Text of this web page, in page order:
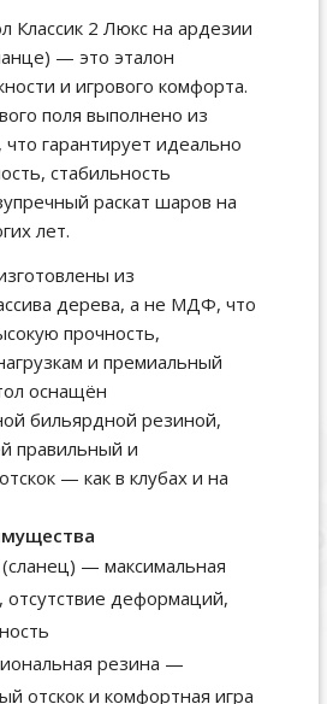
Классик 2 Люкс на ардезии
— это эталон
и игрового комфорта.
поля выполнено из
гарантирует идеально
стабильность
раскат шаров на
лет.
из
дерева, а не МДФ, что
прочность,
и премиальный
оснащён
бильярдной резиной,
правильный и
— как в клубах и на
— максимальная
отсутствие деформаций,
резина —
отскок и комфортная игра